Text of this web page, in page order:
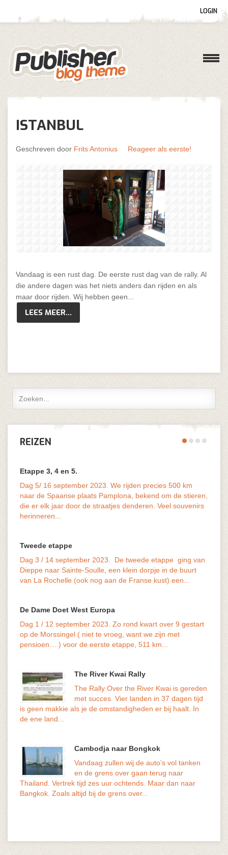
LOGIN
ISTANBUL
Geschreven door Frits Antonius Reageer als eerste!
Vandaag is een rust dag. De eerste rust dag van de rally. Al
die andere dagen was het niets anders dan rijden en als
maar door rijden. Wij hebben geen...
LEES MEER...
REIZEN
Etappe 3, 4 en 5.
Dag 5/ 16 september 2023. We rijden precies 500 km
naar de Spaanse plaats Pamplona, bekend om de stieren,
die er elk jaar door de straatjes denderen. Veel souvenirs
herinneren...
Tweede etappe
Dag 3 / 14 september 2023. De tweede etappe ging van
Dieppe naar Sainte-Soulle, een klein dorpje in de buurt
van La Rochelle (ook nog aan de Franse kust) een...
De Dame Doet West Europa
Dag 1 / 12 september 2023. Zo rond kwart over 9 gestart
op de Morssingel ( niet te vroeg, want we zijn met
pensioen….) voor de eerste etappe, 511 km...
The River Kwai Rally
The Rally Over the River Kwai is gereden
met succes. Vier landen in 37 dagen tijd
is geen makkie als je de omstandigheden er bij haalt. In
de ene land...
Cambodja naar Bongkok
Vandaag zullen wij de auto’s vol tanken
en de grens over gaan terug naar
Thailand. Vertrek tijd zes uur ochtends. Maar dan naar
Bangkok. Zoals altijd bij de grens over...
last
het
De...
Gebruikersnaam
Wachtwoord
Onthoud mij
Wachtwoord vergeten?
Gebruikersnaam vergeten?
Log in with Facebook